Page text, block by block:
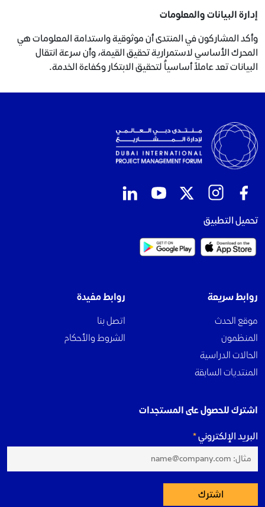
إدارة البيانات والمعلومات
وأكد المشاركون في المنتدى أن موثوقية واستدامة المعلومات هي
المحرك الأساسي لاستمرارية تحقيق القيمة، وأن سرعة انتقال
البيانات تعد عاملاً أساسياُ لتحقيق الابتكار وكفاءة الخدمة.
تحميل التطبيق
روابط سريعة
موقع الحدث
المنظمون
الحالات الدراسية
المنتديات السابقة
روابط مفيدة
اتصل بنا
الشروط والأحكام
اشترك للحصول على المستجدات
البريد الإلكتروني
اشترك